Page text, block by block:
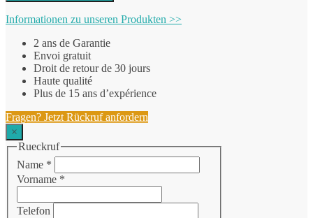
Informationen zu unseren Produkten >>
2 ans de Garantie
Envoi gratuit
Droit de retour de 30 jours
Haute qualité
Plus de 15 ans d’expérience
Fragen? Jetzt Rückruf anfordern
×
Rueckruf
Name *
Vorname *
Telefon